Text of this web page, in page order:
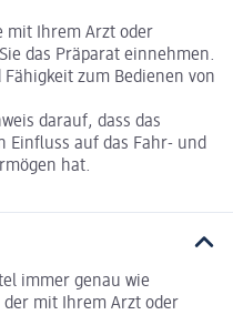
mit Ihrem Arzt oder
das Präparat einnehmen.
zum Bedienen von
darauf, dass das
Einfluss auf das Fahr- und
hat.
immer genau wie
der mit Ihrem Arzt oder